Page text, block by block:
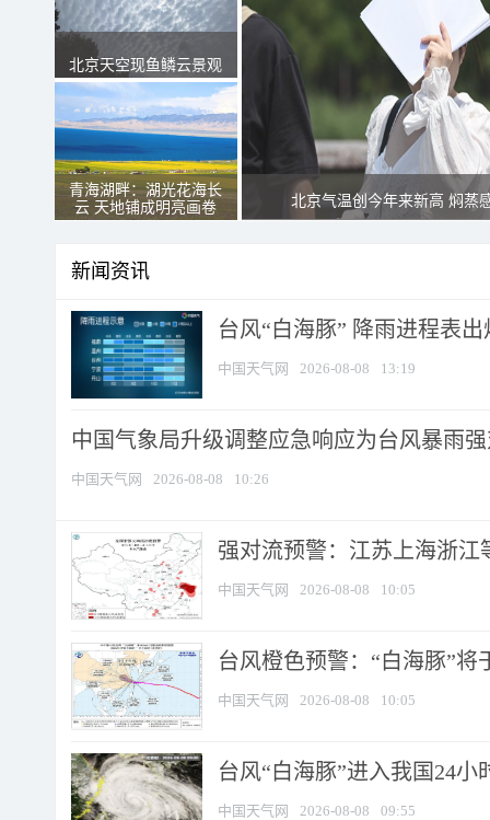
北京天空现鱼鳞云景观
青海湖畔：湖光花海长
云 天地铺成明亮画卷
北京气温创今年来新高 焖蒸
新闻资讯
台风“白海豚” 降雨进程表
中国天气网 2026-08-08 13:19
中国气象局升级调整应急响应为台风暴雨
中国天气网 2026-08-08 10:26
强对流预警：江苏上海浙江
中国天气网 2026-08-08 10:05
台风橙色预警：“白海豚”将
中国天气网 2026-08-08 10:05
台风“白海豚”进入我国24
中国天气网 2026-08-08 09:55